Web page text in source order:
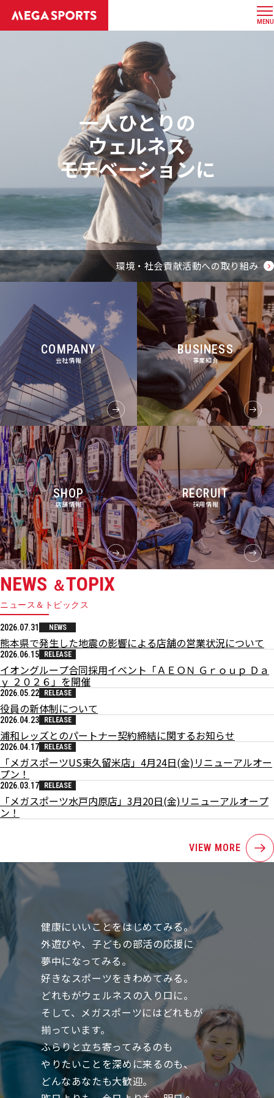
MENU
一人ひとりの
ウェルネス
モチベーションに
環境・社会貢献活動への取り組み
COMPANY
会社情報
BUSINESS
事業紹介
SHOP
店舗情報
RECRUIT
採用情報
NEWS ＆TOPIX
ニュース＆トピックス
2026.07.31 NEWS
熊本県で発生した地震の影響による店舗の営業状況について
2026.06.15 RELEASE
イオングループ合同採用イベント「ＡＥＯＮ Ｇｒｏｕｐ Ｄａ
ｙ ２０２６」を開催
2026.05.22 RELEASE
役員の新体制について
2026.04.23 RELEASE
浦和レッズとのパートナー契約締結に関するお知らせ
2026.04.17 RELEASE
「メガスポーツUS東久留米店」4月24日(金)リニューアルオー
プン！
2026.03.17 RELEASE
「メガスポーツ水戸内原店」3月20日(金)リニューアルオープ
ン！
VIEW MORE
健康にいいことをはじめてみる。
外遊びや、子どもの部活の応援に
夢中になってみる。
好きなスポーツをきわめてみる。
どれもがウェルネスの入り口に。
そして、メガスポーツにはどれもが
揃っています。
ふらりと立ち寄ってみるのも
やりたいことを深めに来るのも、
どんなあなたも大歓迎。